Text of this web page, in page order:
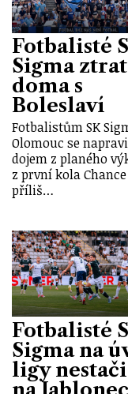
Fotbalisté
Sigma
doma s
Boleslaví
Fotbalistům SK
Olomouc se
dojem z planého
z první kola
příliš…
Fotbalisté
Sigma na
ligy